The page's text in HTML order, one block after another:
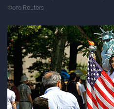
Фото Reuters